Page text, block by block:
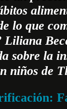
lo que
Liliana
sobre la
niños de